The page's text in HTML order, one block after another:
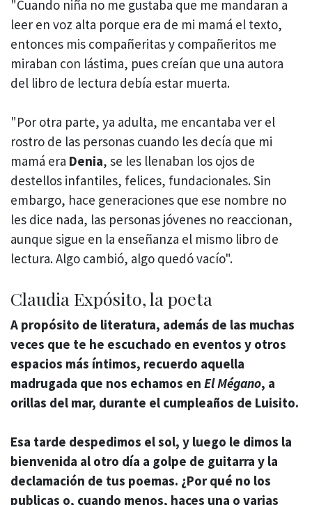
"Cuando niña no me gustaba que me mandaran a
leer en voz alta porque era de mi mamá el texto,
entonces mis compañeritas y compañeritos me
miraban con lástima, pues creían que una autora
del libro de lectura debía estar muerta.
"Por otra parte, ya adulta, me encantaba ver el
rostro de las personas cuando les decía que mi
mamá era Denia, se les llenaban los ojos de
destellos infantiles, felices, fundacionales. Sin
embargo, hace generaciones que ese nombre no
les dice nada, las personas jóvenes no reaccionan,
aunque sigue en la enseñanza el mismo libro de
lectura. Algo cambió, algo quedó vacío".
Claudia Expósito, la poeta
A propósito de literatura, además de las muchas
veces que te he escuchado en eventos y otros
espacios más íntimos, recuerdo aquella
madrugada que nos echamos en El Mégano, a
orillas del mar, durante el cumpleaños de Luisito.
Esa tarde despedimos el sol, y luego le dimos la
bienvenida al otro día a golpe de guitarra y la
declamación de tus poemas. ¿Por qué no los
publicas o, cuando menos, haces una o varias